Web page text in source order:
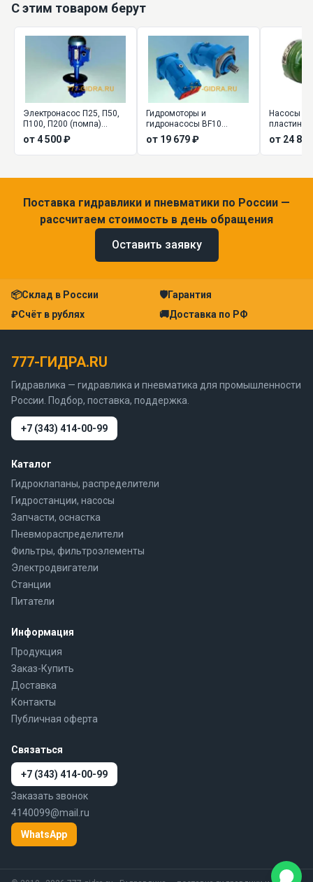
С этим товаром берут
Электронасос П25, П50,
П100, П200 (помпа)
центробежный
вертикальный
от 4 500 ₽
Гидромоторы и
гидронасосы BF10
(аналог 310 серии)
от 19 679 ₽
Насосы
БГ12-22,
от 24
Поставка гидравлики и пневматики по России —
рассчитаем стоимость в день обращения
Оставить заявку
📦Склад в России 🛡Гарантия
₽Счёт в рублях 🚚Доставка по РФ
777-ГИДРА.RU
Гидравлика — гидравлика и пневматика для промышленности
России. Подбор, поставка, поддержка.
+7 (343) 414-00-99
Каталог
Гидроклапаны, распределители
Гидростанции, насосы
Запчасти, оснастка
Пневмораспределители
Фильтры, фильтроэлементы
Электродвигатели
Станции
Питатели
Информация
Продукция
Заказ-Купить
Доставка
Контакты
Публичная оферта
Связаться
+7 (343) 414-00-99
Заказать звонок
4140099@mail.ru
WhatsApp